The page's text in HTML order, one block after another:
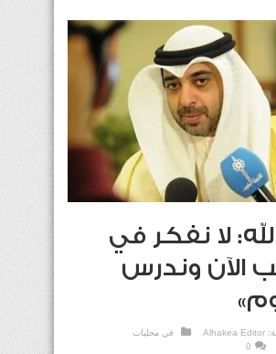
لا نفكر في
الآن وندرس
Alhakea Editor في محليات
0